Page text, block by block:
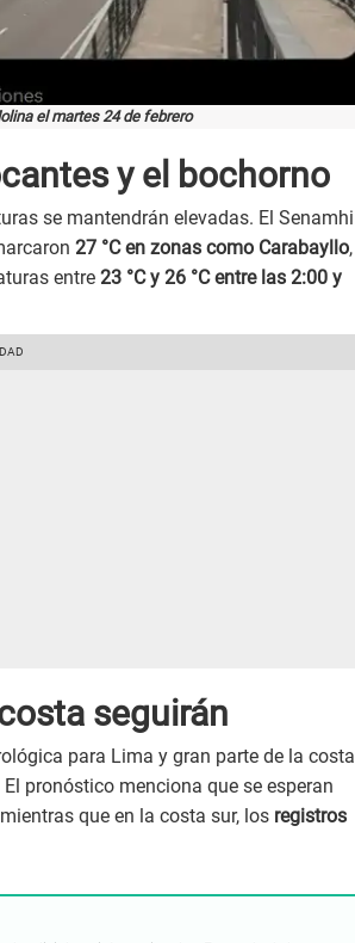
el martes 24 de febrero
y el bochorno
se mantendrán elevadas. El Senamhi
27 °C en zonas como Carabayllo,
entre 23 °C y 26 °C entre las 2:00 y
seguirán
para Lima y gran parte de la costa
pronóstico menciona que se esperan
que en la costa sur, los registros